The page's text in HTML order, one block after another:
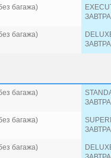
багажа)
багажа)
багажа)
багажа)
багажа)